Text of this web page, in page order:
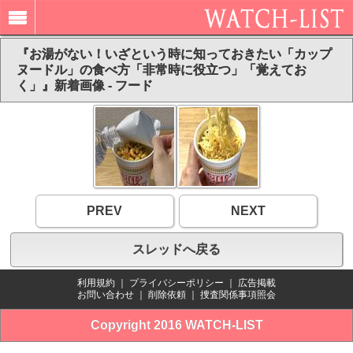
『お湯がない！いざという時に知っておきたい「カップ
ヌードル」の食べ方「非常時に役立つ」「覚えてお
く」』新着画像 - フード
PREV NEXT
スレッドへ戻る
利用規約 プライバシーポリシー
広告掲載
お問い合わせ
削除依頼 捜査関係事項照会
Copyright 2016 WATCH-LIST